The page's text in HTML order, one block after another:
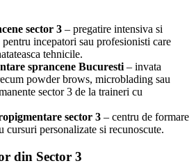
sector 3 – pregatire intensiva si
pentru incepatori sau profesionisti care
tehnicile.
sprancene Bucuresti– invata
powder brows, microblading sau
sector 3 de la traineri cu
sector 3 – centru de formare
cursuri personalizate si recunoscute.
din Sector 3